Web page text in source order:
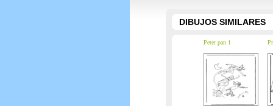
DIBUJOS SIMILARES
Peter pan 1